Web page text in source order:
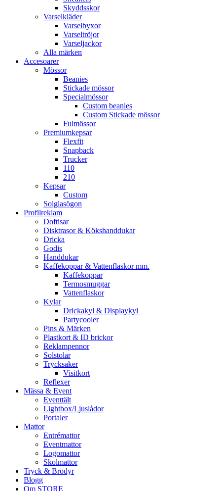
Skyddsskor
Varselkläder
Varselbyxor
Varseltröjor
Varseljackor
Alla märken
Accesoarer
Mössor
Beanies
Stickade mössor
Specialmössor
Custom beanies
Custom Stickade mössor
Fulmössor
Premiumkepsar
Flexfit
Snapback
Trucker
110
210
Kepsar
Custom
Solglasögon
Profilreklam
Doftisar
Disktrasor & Kökshanddukar
Dricka
Godis
Handdukar
Kaffekoppar & Vattenflaskor mm.
Kaffekoppar
Termosmuggar
Vattenflaskor
Kylar
Drickakyl & Displaykyl
Partycooler
Pins & Märken
Plastkort & ID brickor
Reklampennor
Solstolar
Trycksaker
Visitkort
Reflexer
Mässa & Event
Eventtält
Lightbox/Ljuslådor
Portaler
Mattor
Entrémattor
Eventmattor
Logomattor
Skolmattor
Tryck & Brodyr
Blogg
Om STORE